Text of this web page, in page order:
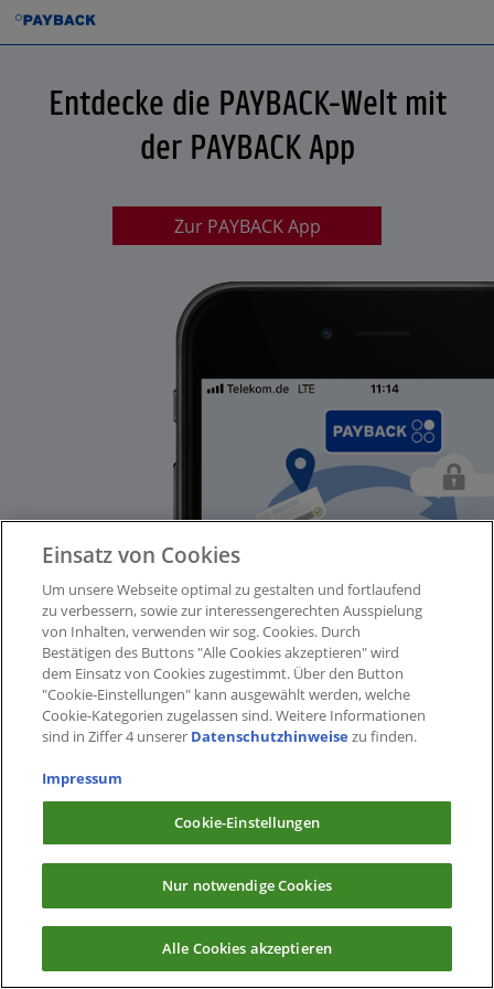
Entdecke die PAYBACK-Welt mit
der PAYBACK App
Zur PAYBACK App
Einsatz von Cookies
Um unsere Webseite optimal zu gestalten und fortlaufend
zu verbessern, sowie zur interessengerechten Ausspielung
von Inhalten, verwenden wir sog. Cookies. Durch
Bestätigen des Buttons "Alle Cookies akzeptieren" wird
dem Einsatz von Cookies zugestimmt. Über den Button
"Cookie-Einstellungen" kann ausgewählt werden, welche
Cookie-Kategorien zugelassen sind. Weitere Informationen
sind in Ziffer 4 unserer Datenschutzhinweise zu finden.
Impressum
Cookie-Einstellungen
Nur notwendige Cookies
Alle Cookies akzeptieren